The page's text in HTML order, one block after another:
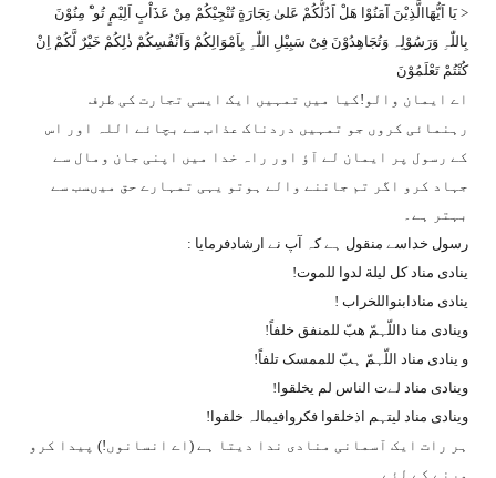
< یَا اَیُّھَاالَّذِیْنَ آمَنُوْا ھَلْ اَدُلُّکُمْ عَلیٰ تِجَارَةٍ تُنْجِیْکُمْ مِنْ عَذَاْبٍ اَلِیْمٍ تُوٴْ مِنُوْنَ
بِاللّٰہِ وَرَسُوْلِہ وَتُجَاھِدُوْنَ فِیْ سَبِیْلِ اللّٰہِ بِاَمْوَالِکُمْ وَاَنْفُسِکُمْ ذٰلِکُمْ خَیْرٌ لَّکُمْ اِنْ
کُنْتُمْ تَعْلَمُوْنَ
اے ایمان والو!کیا میں تمہیں ایک ایسی تجارت کی طرف
رہنمائی کروں جو تمہیں دردناک عذاب سے بچائے اللہ اور اس
کے رسول پر ایمان لے آؤ اور راہ خدا میں اپنی جان ومال سے
جہاد کرو اگر تم جاننے والے ہوتو یہی تمہارے حق میںسب سے
بہتر ہے۔
رسول خداسے منقول ہے کہ آپ نے ارشادفرمایا :
ینادی مناد کل لیلة لدوا للموت!
ینادی منادابنواللخراب !
وینادی منا داللّہمّ ھبّ للمنفق خلفاً!
و ینادی مناد اللّہمّ ہبّ للممسک تلفاً!
وینادی مناد لےت الناس لم یخلقوا!
وینادی مناد لیتہم اذخلقوا فکروافیمالہ خلقوا!
ہر رات ایک آسمانی منادی ندا دیتا ہے (اے انسانوں!) پیدا کرو
مرنے کے لئے ۔